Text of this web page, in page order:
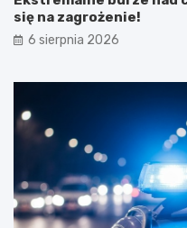
się na zagrożenie!
6 sierpnia 2026